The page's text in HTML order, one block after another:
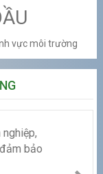
khối
vực môi trường
bảo